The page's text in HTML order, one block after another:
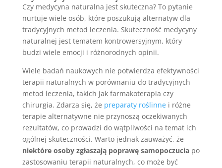
Czy medycyna naturalna jest skuteczna? To pytanie
nurtuje wiele osób, które poszukują alternatyw dla
tradycyjnych metod leczenia. Skuteczność medycyny
naturalnej jest tematem kontrowersyjnym, który
budzi wiele emocji i różnorodnych opinii.
Wiele badań naukowych nie potwierdza efektywności
terapii naturalnych w porównaniu do tradycyjnych
metod leczenia, takich jak farmakoterapia czy
chirurgia. Zdarza się, że preparaty roślinnei różne
terapie alternatywne nie przynoszą oczekiwanych
rezultatów, co prowadzi do wątpliwości na temat ich
ogólnej skuteczności. Warto jednak zauważyć, że
niektóre osoby zgłaszają poprawę samopoczuciapo
zastosowaniu terapii naturalnych, co może być